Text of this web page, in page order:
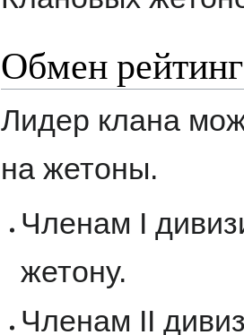
Обмен
Лидер клана
на жетоны.
Членам I
жетону.
Членам II